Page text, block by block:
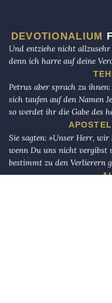
DEVOTIONALIUM
Und entziehe nicht
denn ich harre auf deine
Petrus aber sprach zu
sich taufen auf den Namen
so werdet ihr die Gabe des
Sie sagten: »Unser Herr,
wenn Du uns nicht vergibst
bestimmt zu den Verlierern